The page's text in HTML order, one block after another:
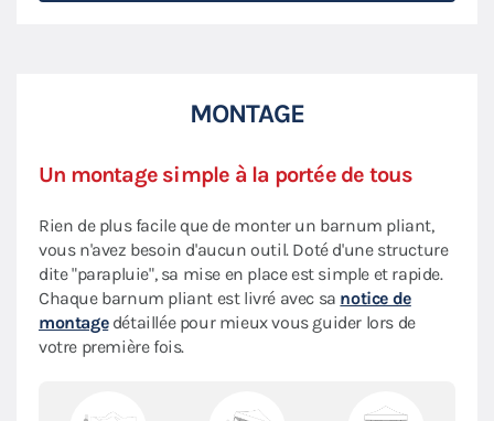
MONTAGE
Un montage simple à la portée de tous
Rien de plus facile que de monter un barnum pliant,
vous n'avez besoin d'aucun outil. Doté d'une structure
dite "parapluie", sa mise en place est simple et rapide.
Chaque barnum pliant est livré avec sa notice de
montagedétaillée pour mieux vous guider lors de
votre première fois.